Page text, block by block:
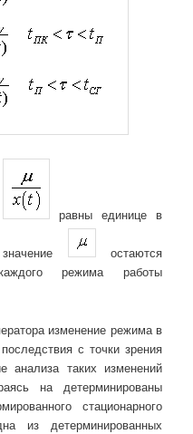
равны единице в
остаются
режима работы
изменение режима в
с точки зрения
анализа таких изменений
на детерминированы
стационарного
из детерминированных